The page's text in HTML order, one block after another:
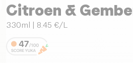
Citroen &
330ml | 8.45 €/L